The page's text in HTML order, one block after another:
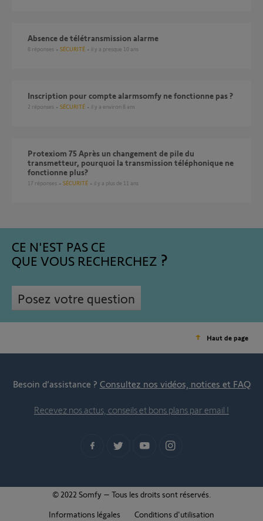
absence de télétransmission alarme
8 réponses SÉCURITÉ il y a presque 10 ans
inscription pour compte alarmsomfy ne fonctionne pas ?
2 réponses SÉCURITÉ il y a environ 8 ans
Protexiom 75 Après un changement de pile du
transmetteur, pourquoi la transmission téléphonique ne
fonctionne plus?
17 réponses SÉCURITÉ il y a plus de 11 ans
CE N'EST PAS CE
QUE VOUS RECHERCHEZ
Posez votre question
Haut de page
Besoin d’assistance ? Consultez nos vidéos, notices et FAQ
Recevez nos actus, conseils et bons plans par email !
© 2022 Somfy – Tous les droits sont réservés.
Informations légales
Conditions d'utilisation